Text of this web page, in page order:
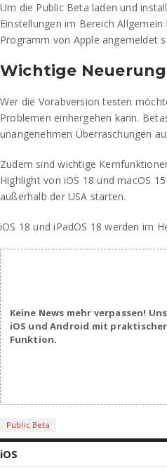
Um die Public Beta laden und
Einstellungen im Bereich
Programm von Apple angemeldet
Wichtige
Wer die Vorabversion testen
Problemen einhergehen kann.
unangenehmen Überraschungen
Zudem sind wichtige
Highlight von iOS 18 und macOS
außerhalb der USA starten.
iOS 18 und iPadOS 18 werden im
Keine News mehr verpassen!
iOS und Android mit
Funktion.
Public Beta
iOS